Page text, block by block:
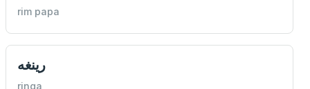
rim papa
رينغه
ringa